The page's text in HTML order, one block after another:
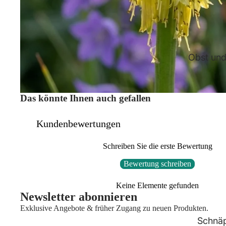
Obst
Das könnte Ihnen auch gefallen
Kundenbewertungen
Schreiben Sie die erste Bewertung
Bewertung schreiben
Keine Elemente gefunden
Newsletter abonnieren
Exklusive Angebote & früher Zugang zu neuen Produkten.